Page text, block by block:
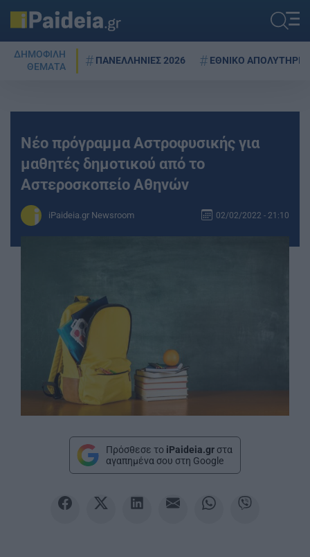
ΔΗΜΟΦΙΛΗ
ΘΕΜΑΤΑ
ΠΑΝΕΛΛΗΝΙΕΣ 2026 ΕΘΝΙΚΟ ΑΠΟΛΥΤΗΡΙΟ
Νέο πρόγραμμα Αστροφυσικής για
μαθητές δημοτικού από το
Αστεροσκοπείο Αθηνών
iPaideia.gr Newsroom 02/02/2022 - 21:10
Πρόσθεσε το iPaideia.gr στα
αγαπημένα σου στη Google